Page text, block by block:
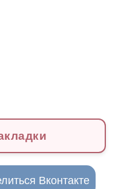
Вконтакте